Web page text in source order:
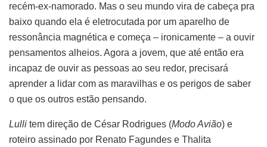
recém-ex-namorado. Mas o seu mundo vira de cabeça pra
baixo quando ela é eletrocutada por um aparelho de
ressonância magnética e começa – ironicamente – a ouvir
pensamentos alheios. Agora a jovem, que até então era
incapaz de ouvir as pessoas ao seu redor, precisará
aprender a lidar com as maravilhas e os perigos de saber
o que os outros estão pensando.
Lulli tem direção de César Rodrigues (Modo Avião) e
roteiro assinado por Renato Fagundes e Thalita